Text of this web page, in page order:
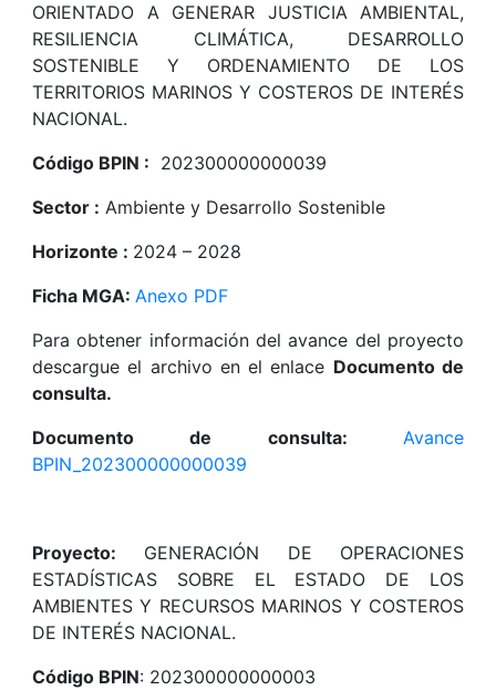
ORIENTADO A GENERAR JUSTICIA AMBIENTAL,
RESILIENCIA CLIMÁTICA, DESARROLLO
SOSTENIBLE Y ORDENAMIENTO DE LOS
TERRITORIOS MARINOS Y COSTEROS DE INTERÉS
NACIONAL.
Código BPIN : 202300000000039
Sector : Ambiente y Desarrollo Sostenible
Horizonte : 2024 – 2028
Ficha MGA: Anexo PDF
Para obtener información del avance del proyecto
descargue el archivo en el enlace Documento de
consulta.
Documento de consulta: Avance
BPIN_202300000000039
Proyecto: GENERACIÓN DE OPERACIONES
ESTADÍSTICAS SOBRE EL ESTADO DE LOS
AMBIENTES Y RECURSOS MARINOS Y COSTEROS
DE INTERÉS NACIONAL.
Código BPIN: 202300000000003